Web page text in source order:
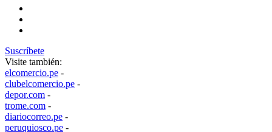
Suscríbete
Visite también:
elcomercio.pe -
clubelcomercio.pe -
depor.com -
trome.com -
diariocorreo.pe -
peruquiosco.pe -